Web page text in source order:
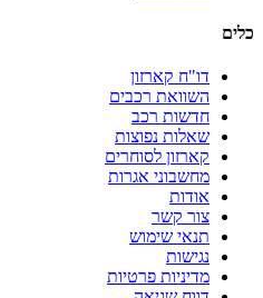
כלים
דו"ח קארזון
השוואת רכבים
חדשות רכב
שאלות נפוצות
קארזון לסוחרים
מחשבוני אגרות
אודות
צור קשר
תנאי שימוש
נגישות
מדיניות פרטיות